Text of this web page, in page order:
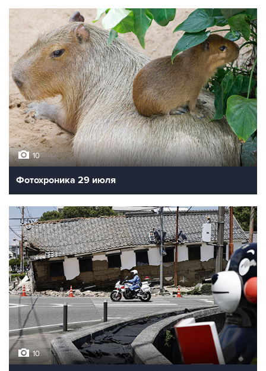
10
Фотохроника 29 июля
10